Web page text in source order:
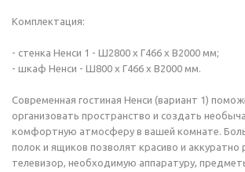
Комплектация:
- стенка Ненси 1 - Ш2800 х Г466 х В2000 мм;
- шкаф Ненси - Ш800 х Г466 х В2000 мм.
Современная гостиная Ненси (вариант 1)
организовать пространство и создать
комфортную атмосферу в вашей комнате.
полок и ящиков позволят красиво и аккуратно
телевизор, необходимую аппаратуру,